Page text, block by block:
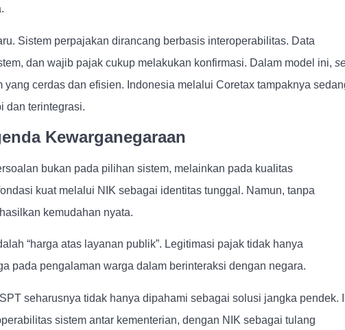
Sistem perpajakan dirancang berbasis interoperabilitas. Data
dan wajib pajak cukup melakukan konfirmasi. Dalam model ini,
cerdas dan efisien. Indonesia melalui Coretax tampaknya
dan terintegrasi.
Kewarganegaraan
bukan pada pilihan sistem, melainkan pada kualitas
kuat melalui NIK sebagai identitas tunggal. Namun, tanpa
kemudahan nyata.
“harga atas layanan publik”. Legitimasi pajak tidak hanya
pada pengalaman warga dalam berinteraksi dengan negara.
seharusnya tidak hanya dipahami sebagai solusi jangka pendek.
sistem antar kementerian, dengan NIK sebagai tulang